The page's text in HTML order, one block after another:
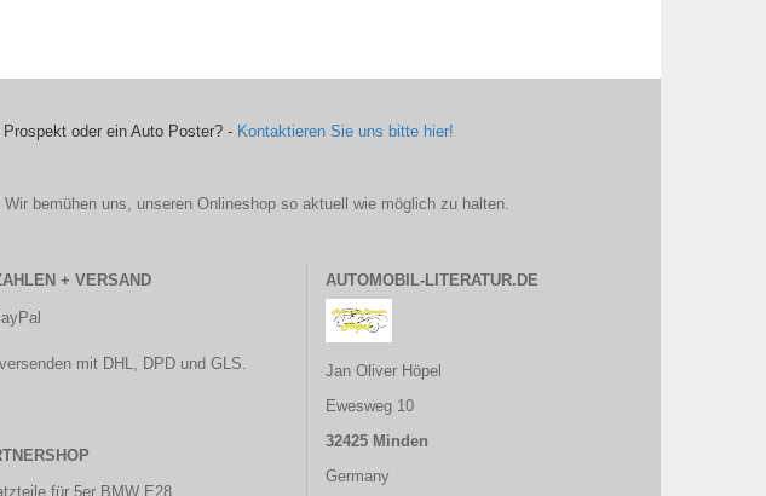
oder ein Auto Poster? - Kontaktieren Sie uns bitte hier!
bemühen uns, unseren Onlineshop so aktuell wie möglich zu halten.
+ VERSAND
mit DHL, DPD und GLS.
für 5er BMW E28
AUTOMOBIL-LITERATUR.DE
Jan Oliver Höpel
Ewesweg 10
32425 Minden
Germany